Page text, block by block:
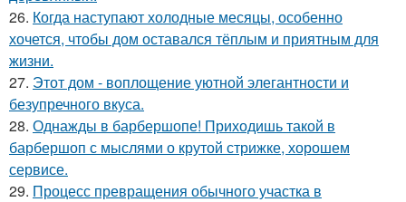
26. Когда наступают холодные месяцы, особенно
хочется, чтобы дом оставался тёплым и приятным для
жизни.
27. Этот дом - воплощение уютной элегантности и
безупречного вкуса.
28. Однажды в барбершопе! Приходишь такой в
барбершоп с мыслями о крутой стрижке, хорошем
сервисе.
29. Процесс превращения обычного участка в